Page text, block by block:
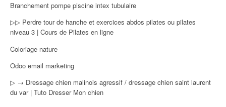
Branchement pompe piscine intex tubulaire
▷▷ Perdre tour de hanche et exercices abdos pilates ou pilates
niveau 3 | Cours de Pilates en ligne
Coloriage nature
Odoo email marketing
▷ → Dressage chien malinois agressif / dressage chien saint laurent
du var | Tuto Dresser Mon chien